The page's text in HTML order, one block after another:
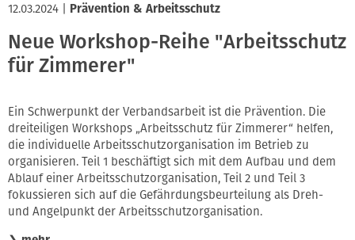
12.03.2024 Prävention & Arbeitsschutz
Neue Workshop-Reihe "Arbeitsschutz
für Zimmerer"
Ein Schwerpunkt der Verbandsarbeit ist die Prävention. Die
dreiteiligen Workshops „Arbeitsschutz für Zimmerer“ helfen,
die individuelle Arbeitsschutzorganisation im Betrieb zu
organisieren. Teil 1 beschäftigt sich mit dem Aufbau und dem
Ablauf einer Arbeitsschutzorganisation, Teil 2 und Teil 3
fokussieren sich auf die Gefährdungsbeurteilung als Dreh-
und Angelpunkt der Arbeitsschutzorganisation.